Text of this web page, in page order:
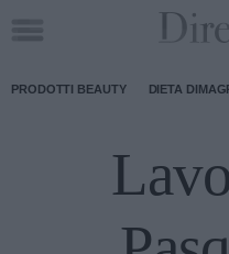
PRODOTTI BEAUTY DIETA